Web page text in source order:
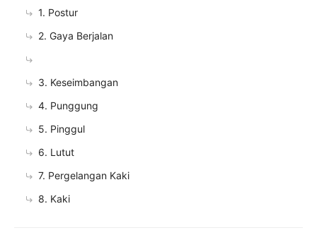
1. Postur
2. Gaya Berjalan
3. Keseimbangan
4. Punggung
5. Pinggul
6. Lutut
7. Pergelangan Kaki
8. Kaki